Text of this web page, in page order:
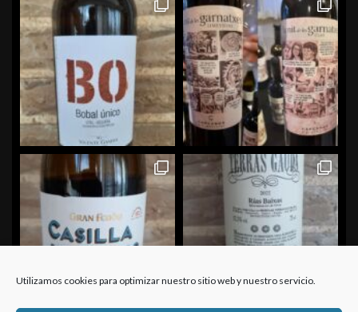
Utilizamos cookies para optimizar nuestro sitio web y nuestro servicio.